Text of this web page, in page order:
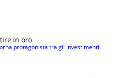
in oro
protagonista tra gli investimenti